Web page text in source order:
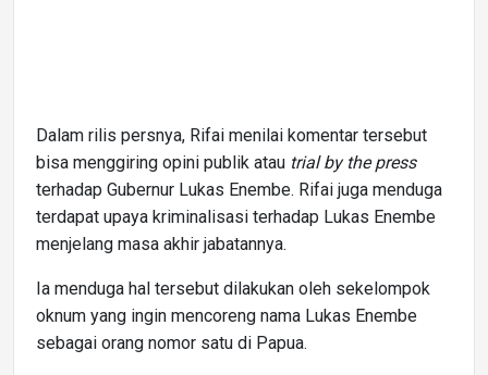
Dalam rilis persnya, Rifai menilai komentar tersebut
bisa menggiring opini publik atau trial by the press
terhadap Gubernur Lukas Enembe. Rifai juga menduga
terdapat upaya kriminalisasi terhadap Lukas Enembe
menjelang masa akhir jabatannya.
Ia menduga hal tersebut dilakukan oleh sekelompok
oknum yang ingin mencoreng nama Lukas Enembe
sebagai orang nomor satu di Papua.